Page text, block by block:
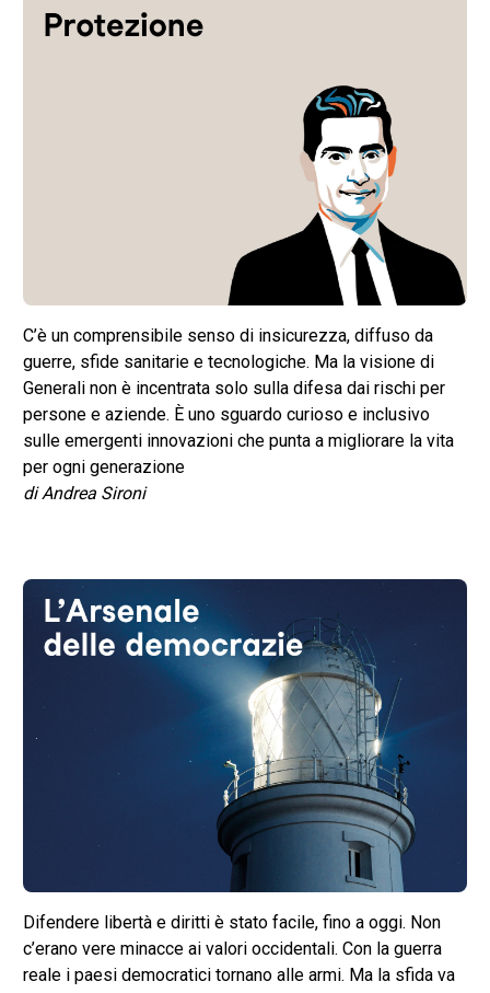
C’è un comprensibile senso di insicurezza, diffuso da
guerre, sfide sanitarie e tecnologiche. Ma la visione di
Generali non è incentrata solo sulla difesa dai rischi per
persone e aziende. È uno sguardo curioso e inclusivo
sulle emergenti innovazioni che punta a migliorare la vita
per ogni generazione
di Andrea Sironi
Difendere libertà e diritti è stato facile, fino a oggi. Non
c’erano vere minacce ai valori occidentali. Con la guerra
reale i paesi democratici tornano alle armi. Ma la sfida va